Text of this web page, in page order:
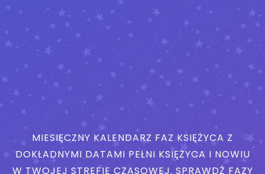
MIESIĘCZNY KALENDARZ FAZ KSIĘŻYCA Z
DOKŁADNYMI DATAMI PEŁNI KSIĘŻYCA I NOWIU
W TWOJEJ STREFIE CZASOWEJ. SPRAWDŹ FAZY